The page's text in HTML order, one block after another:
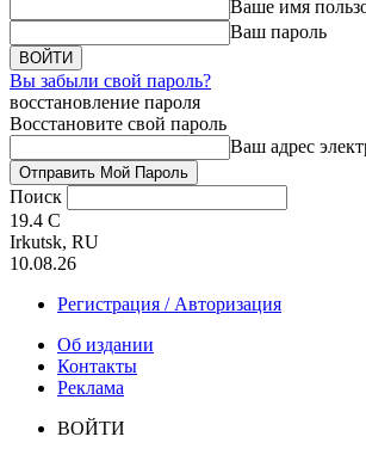
Ваше имя
Ваш пароль
Вы забыли свой пароль?
восстановление пароля
Восстановите свой пароль
Ваш адрес
Поиск
19.4 C
Irkutsk, RU
10.08.26
Регистрация / Авторизация
Об издании
Контакты
Реклама
ВОЙТИ